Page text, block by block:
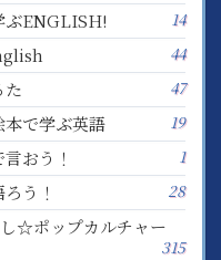
ぶENGLISH! 14
44
た 47
で学ぶ英語 19
おう！ 1
う！ 28
☆ポップカルチャー
315